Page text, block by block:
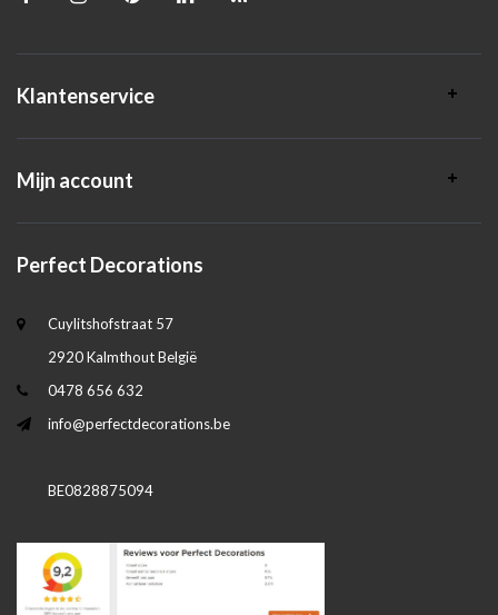
Klantenservice
Mijn account
Perfect Decorations
Cuylitshofstraat 57
2920 Kalmthout België
0478 656 632
info@perfectdecorations.be
BE0828875094